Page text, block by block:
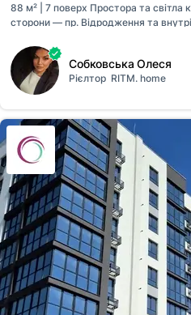
88 м² | 7 поверх Простора та світла
сторони — пр. Відродження та
Збільшена кухня-студія — 23 м² ✔
енергозберігаючі вікна ✔ Будинок з
мінватою 15 см У подарунок —
технічною та візуальною частиною.
територія: паркінг, дитячий
у дірект.
Собковська Олеся
Рієлтор RITM. home